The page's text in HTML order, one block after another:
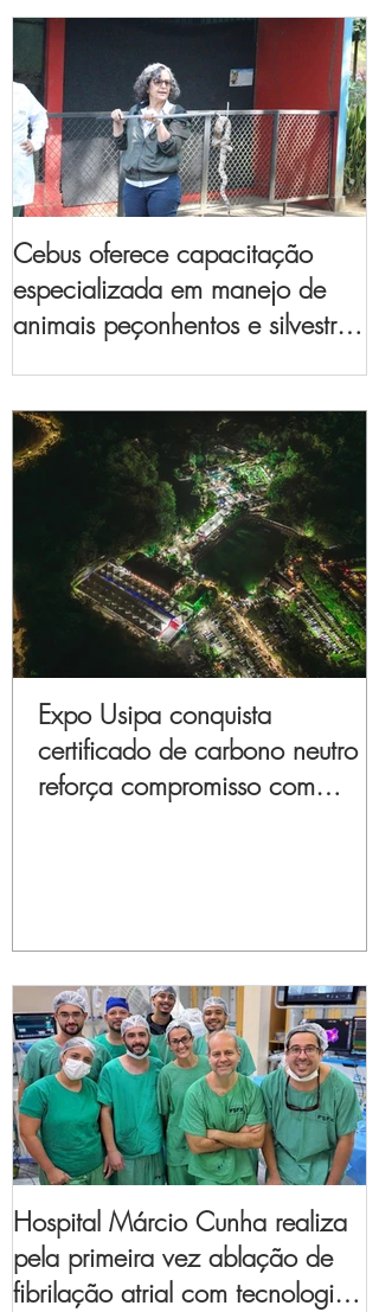
Cebus oferece capacitação
especializada em manejo de
animais peçonhentos e silvestres
Expo Usipa conquista
certificado de carbono neutro e
reforça compromisso com
Hospital Márcio Cunha realiza
pela primeira vez ablação de
fibrilação atrial com tecnologia